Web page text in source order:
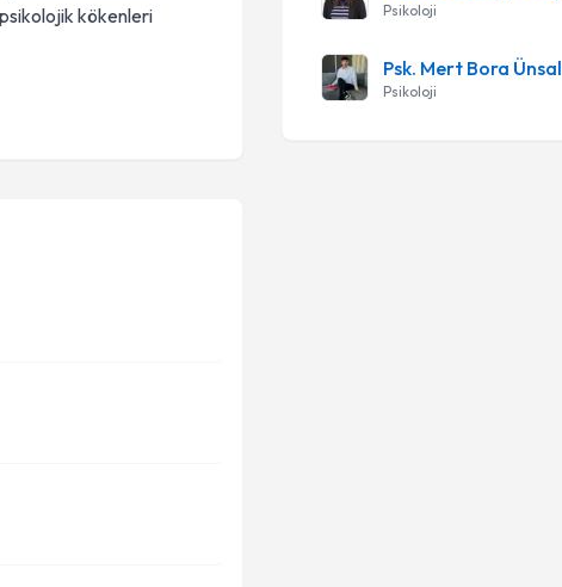
psikolojik kökenleri
Psikoloji
Psk. Mert Bora Ünsal
Psikoloji